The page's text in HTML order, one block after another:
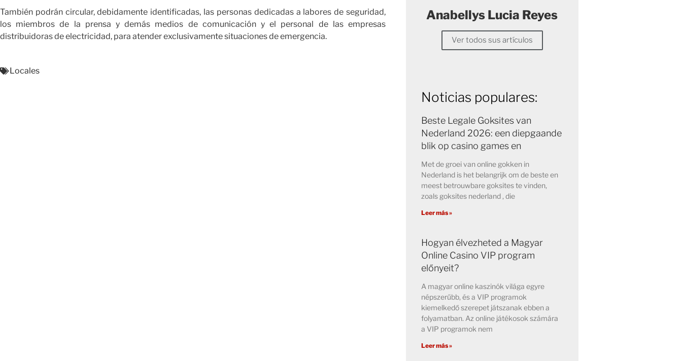
También podrán circular, debidamente identificadas, las personas dedicadas a labores de seguridad,
los miembros de la prensa y demás medios de comunicación y el personal de las empresas
distribuidoras de electricidad, para atender exclusivamente situaciones de emergencia.
Locales
Anabellys Lucia Reyes
Ver todos sus artículos
Noticias populares:
Beste Legale Goksites van
Nederland 2026: een diepgaande
blik op casino games en
Met de groei van online gokken in
Nederland is het belangrijk om de beste en
meest betrouwbare goksites te vinden,
zoals goksites nederland , die
Leer más »
Hogyan élvezheted a Magyar
Online Casino VIP program
előnyeit?
A magyar online kaszinók világa egyre
népszerűbb, és a VIP programok
kiemelkedő szerepet játszanak ebben a
folyamatban. Az online játékosok számára
a VIP programok nem
Leer más »